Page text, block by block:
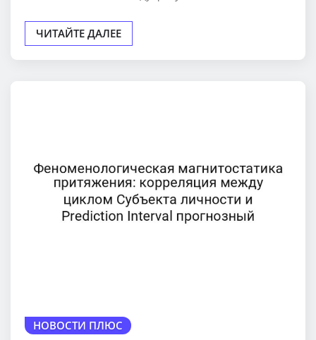
ЧИТАЙТЕ ДАЛЕЕ
НОВОСТИ ПЛЮС